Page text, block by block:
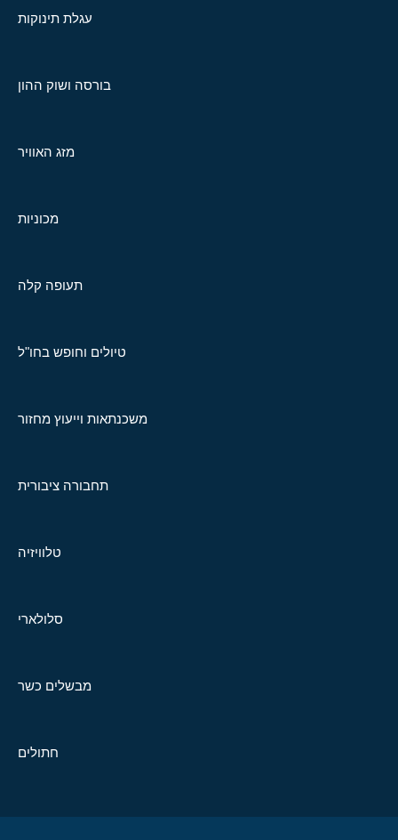
עגלת תינוקות
בורסה ושוק ההון
מזג האוויר
מכוניות
תעופה קלה
טיולים וחופש בחו"ל
משכנתאות וייעוץ מחזור
תחבורה ציבורית
טלוויזיה
סלולארי
מבשלים כשר
חתולים